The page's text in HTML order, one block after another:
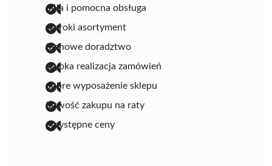
miła i pomocna obsługa
szeroki asortyment
fachowe doradztwo
szybka realizacja zamówień
dobre wyposażenie sklepu
łatwość zakupu na raty
przystępne ceny